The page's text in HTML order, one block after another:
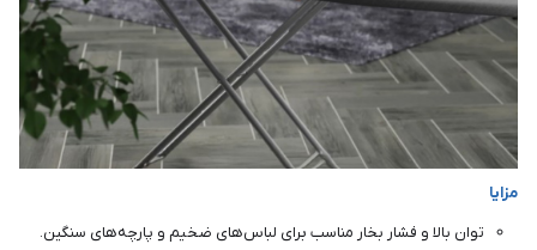
مزایا
توان بالا و فشار بخار مناسب برای لباس‌های ضخیم و پارچه‌های سنگین.